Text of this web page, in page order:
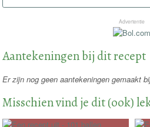
Advertentie
Aantekeningen bij dit recept
Er zijn nog geen aantekeningen gemaakt
Misschien vind je dit (ook)